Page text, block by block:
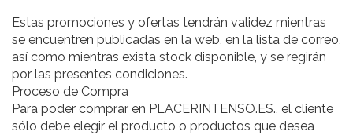
Estas promociones y ofertas tendrán validez mientras
se encuentren publicadas en la web, en la lista de correo,
así como mientras exista stock disponible, y se regirán
por las presentes condiciones.
Proceso de Compra
Para poder comprar en PLACERINTENSO.ES., el cliente
sólo debe elegir el producto o productos que desea